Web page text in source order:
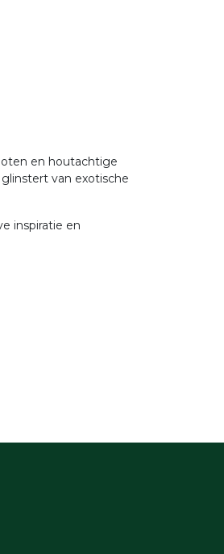
en houtachtige
van exotische
inspiratie en